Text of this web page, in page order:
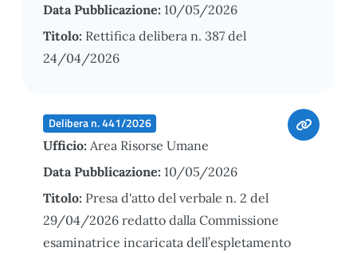
Data Pubblicazione: 10/05/2026
Titolo: Rettifica delibera n. 387 del
24/04/2026
Delibera n. 441/2026
Ufficio: Area Risorse Umane
Data Pubblicazione: 10/05/2026
Titolo: Presa d'atto del verbale n. 2 del
29/04/2026 redatto dalla Commissione
esaminatrice incaricata dell’espletamento